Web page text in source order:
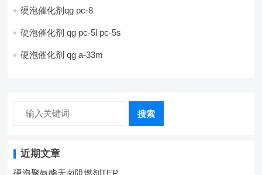
硬泡催化剂qg pc-8
硬泡催化剂 qg pc-5l pc-5s
硬泡催化剂 qg a-33m
搜索
近期文章